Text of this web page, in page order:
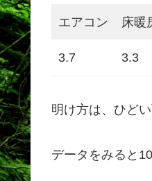
エアコン 床暖
3.7 3.3
明け方は、ひどい
データをみると